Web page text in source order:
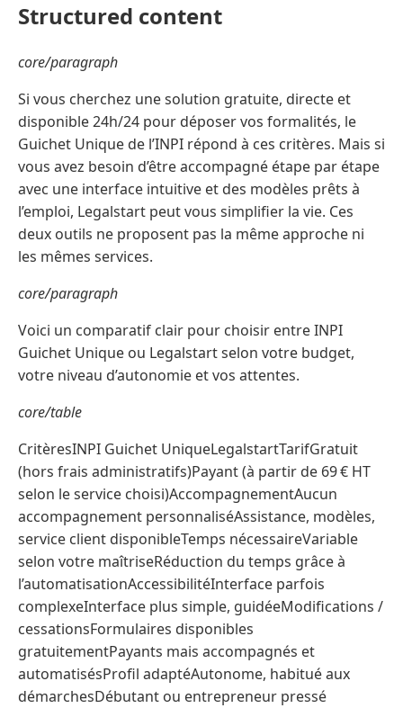
Structured content
core/paragraph
Si vous cherchez une solution gratuite, directe et
disponible 24h/24 pour déposer vos formalités, le
Guichet Unique de l’INPI répond à ces critères. Mais si
vous avez besoin d’être accompagné étape par étape
avec une interface intuitive et des modèles prêts à
l’emploi, Legalstart peut vous simplifier la vie. Ces
deux outils ne proposent pas la même approche ni
les mêmes services.
core/paragraph
Voici un comparatif clair pour choisir entre INPI
Guichet Unique ou Legalstart selon votre budget,
votre niveau d’autonomie et vos attentes.
core/table
CritèresINPI Guichet UniqueLegalstartTarifGratuit
(hors frais administratifs)Payant (à partir de 69 € HT
selon le service choisi)AccompagnementAucun
accompagnement personnaliséAssistance, modèles,
service client disponibleTemps nécessaireVariable
selon votre maîtriseRéduction du temps grâce à
l’automatisationAccessibilitéInterface parfois
complexeInterface plus simple, guidéeModifications /
cessationsFormulaires disponibles
gratuitementPayants mais accompagnés et
automatisésProfil adaptéAutonome, habitué aux
démarchesDébutant ou entrepreneur pressé